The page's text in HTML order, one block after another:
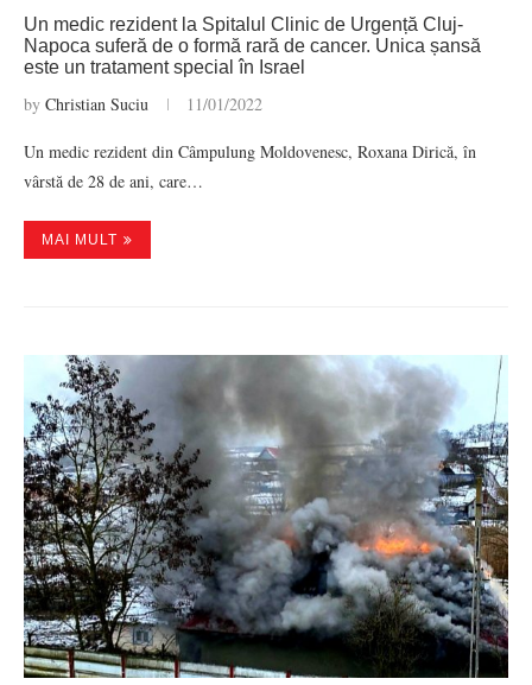
Un medic rezident la Spitalul Clinic de Urgență Cluj-
Napoca suferă de o formă rară de cancer. Unica șansă
este un tratament special în Israel
by Christian Suciu 11/01/2022
Un medic rezident din Câmpulung Moldovenesc, Roxana Dirică, în
vârstă de 28 de ani, care…
MAI MULT